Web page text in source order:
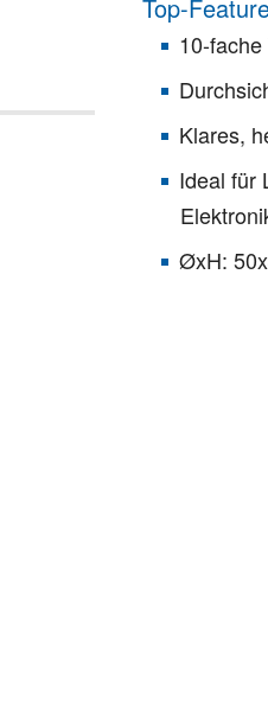
Top-
10-
Klares,
Ideal für
ØxH: